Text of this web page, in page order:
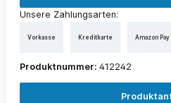
Unsere Zahlungsarten:
Vorkasse Kreditkarte Amazon Pay
Produktnummer: 412242